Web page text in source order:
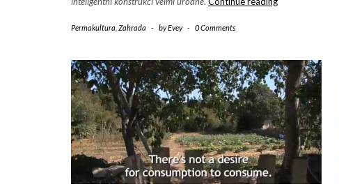
vyvýšené
záhony
Permakultura Zahrada - byEvey - 0 Comments